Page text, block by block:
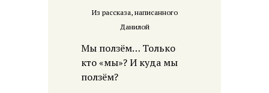
Из рассказа, написанного
Данилой
Мы ползём… Только
кто «мы»? И куда мы
ползём?